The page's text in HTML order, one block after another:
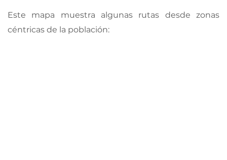
Este mapa muestra algunas rutas desde zonas
céntricas de la población: